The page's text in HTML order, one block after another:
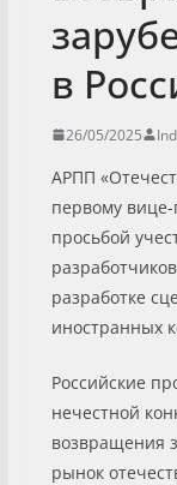
в
26/05/2025
АРПП
первому
просьбой
разработке
иностранных
Российские
нечестной
возвращения
рынок